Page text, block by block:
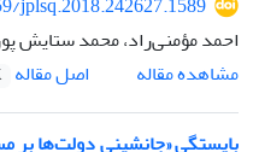
احمد مؤمنی‌راد، محمد ستایش
مشاهده مقاله
اصل مقاله
بایستگی «جانشینی دولت‌ها بر